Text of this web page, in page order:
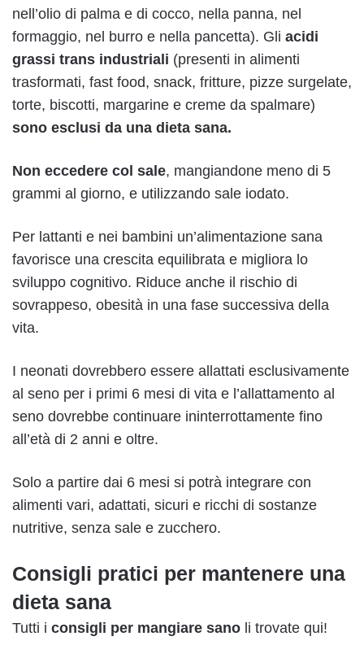
nell’olio di palma e di cocco, nella panna, nel
formaggio, nel burro e nella pancetta). Gli acidi
grassi trans industriali (presenti in alimenti
trasformati, fast food, snack, fritture, pizze surgelate,
torte, biscotti, margarine e creme da spalmare)
sono esclusi da una dieta sana.
Non eccedere col sale, mangiandone meno di 5
grammi al giorno, e utilizzando sale iodato.
Per lattanti e nei bambini un’alimentazione sana
favorisce una crescita equilibrata e migliora lo
sviluppo cognitivo. Riduce anche il rischio di
sovrappeso, obesità in una fase successiva della
vita.
I neonati dovrebbero essere allattati esclusivamente
al seno per i primi 6 mesi di vita e l’allattamento al
seno dovrebbe continuare ininterrottamente fino
all’età di 2 anni e oltre.
Solo a partire dai 6 mesi si potrà integrare con
alimenti vari, adattati, sicuri e ricchi di sostanze
nutritive, senza sale e zucchero.
Consigli pratici per mantenere una
dieta sana
Tutti i consigli per mangiare sano li trovate qui!